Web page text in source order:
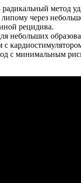
метод
через
рецидива.
небольших
с
с минимальным